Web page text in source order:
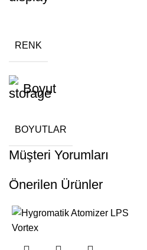
RENK
Boyut
BOYUTLAR
Müşteri Yorumları
Önerilen Ürünler